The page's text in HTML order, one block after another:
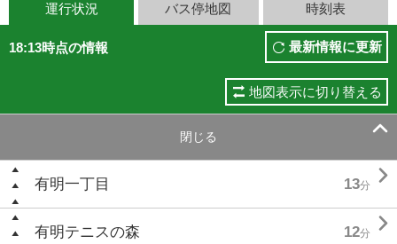
運行状況 バス停地図 時刻表
18:13時点の情報 最新情報に更新
地図表示に切り替える
閉じる 
有明一丁目 13分 
有明テニスの森 12分 